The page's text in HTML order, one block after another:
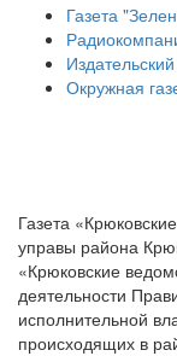
Газета
Окружная
Газета
управы района
«Крюковские
деятельности
исполнительной
происходящих в